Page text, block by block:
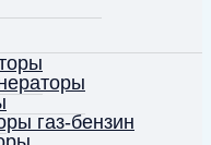
газ-бензин